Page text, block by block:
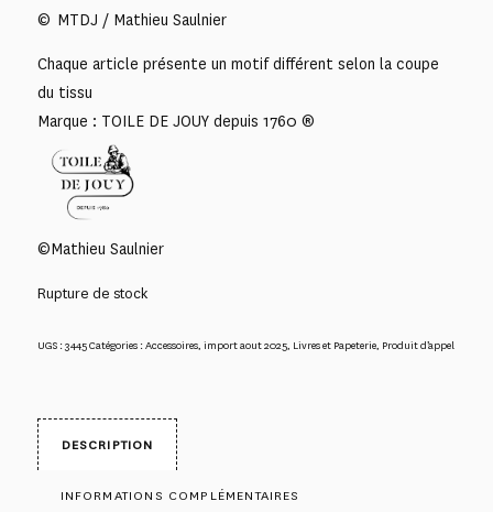
© MTDJ / Mathieu Saulnier
Chaque article présente un motif différent selon la coupe
du tissu
Marque : TOILE DE JOUY depuis 1760 ®
©Mathieu Saulnier
Rupture de stock
UGS :3445Catégories :Accessoires, import aout 2025, Livres et Papeterie, Produit d’appel
DESCRIPTION
INFORMATIONS COMPLÉMENTAIRES